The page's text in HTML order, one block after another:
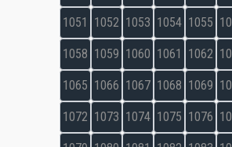
1051 1052 1053 1054 1055
1058 1059 1060 1061 1062
1065 1066 1067 1068 1069
1072 1073 1074 1075 1076